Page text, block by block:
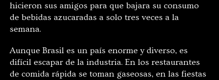
hicieron sus amigos para que bajara su consumo
de bebidas azucaradas a solo tres veces a la
semana.
Aunque Brasil es un país enorme y diverso, es
difícil escapar de la industria. En los restaurantes
de comida rápida se toman gaseosas, en las fiestas